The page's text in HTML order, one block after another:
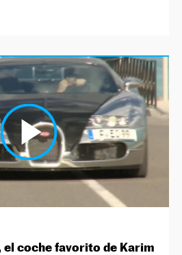
el coche favorito de Karim